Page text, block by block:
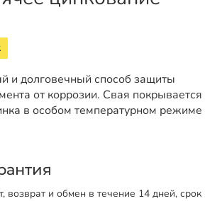
и долговечный способ защиты
от коррозии. Свая покрывается
в особом температурном режиме
возврат и обмен в течение 14 дней, срок